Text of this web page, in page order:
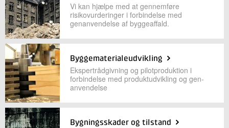
Vi kan hjælpe med at gennemføre
risikovurderinger i forbindelse med
genanvendelse af byggeaffald.
Byggematerialeudvikling
Ekspert­rådgiv­ning og pilotproduktion i
forbind­else med produkt­udvikling og gen­
anvend­else
Bygningsskader og tilstand